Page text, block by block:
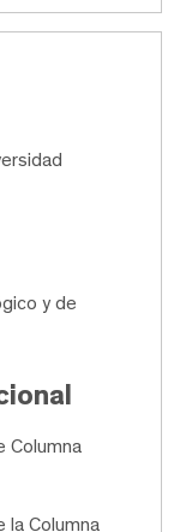
y de
Columna
la Columna